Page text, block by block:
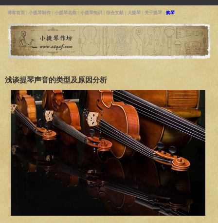
博客首页 小提琴制作 小提琴名曲 小提琴知识 综合文献 大提琴 关于提琴 购琴
浅谈提琴声音的类型及原因分析